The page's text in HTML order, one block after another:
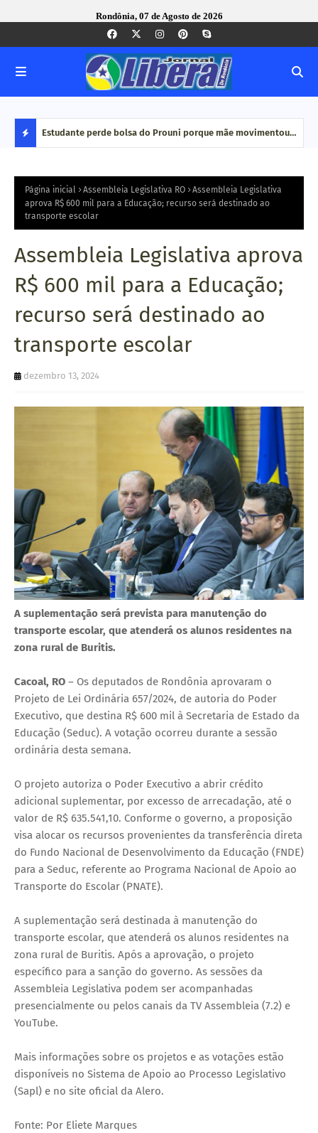
Rondônia, 07 de Agosto de 2026
S
Estudante perde bolsa do Prouni porque mãe movimentou
renda', diz
Página inicial Assembleia Legislativa RO
Assembleia Legislativa
aprova R$ 600 mil para a Educação; recurso será destinado ao
transporte escolar
Assembleia Legislativa aprova
R$ 600 mil para a Educação;
recurso será destinado ao
transporte escolar
dezembro 13, 2024
A suplementação será prevista para manutenção do
transporte escolar, que atenderá os alunos residentes na
zona rural de Buritis.
Cacoal, RO – Os deputados de Rondônia aprovaram o
Projeto de Lei Ordinária 657/2024, de autoria do Poder
Executivo, que destina R$ 600 mil à Secretaria de Estado da
Educação (Seduc). A votação ocorreu durante a sessão
ordinária desta semana.
O projeto autoriza o Poder Executivo a abrir crédito
adicional suplementar, por excesso de arrecadação, até o
valor de R$ 635.541,10. Conforme o governo, a proposição
visa alocar os recursos provenientes da transferência direta
do Fundo Nacional de Desenvolvimento da Educação (FNDE)
para a Seduc, referente ao Programa Nacional de Apoio ao
Transporte do Escolar (PNATE).
A suplementação será destinada à manutenção do
transporte escolar, que atenderá os alunos residentes na
zona rural de Buritis. Após a aprovação, o projeto
específico para a sanção do governo. As sessões da
Assembleia Legislativa podem ser acompanhadas
presencialmente ou pelos canais da TV Assembleia (7.2) e
YouTube.
Mais informações sobre os projetos e as votações estão
disponíveis no Sistema de Apoio ao Processo Legislativo
(Sapl) e no site oficial da Alero.
Fonte: Por Eliete Marques